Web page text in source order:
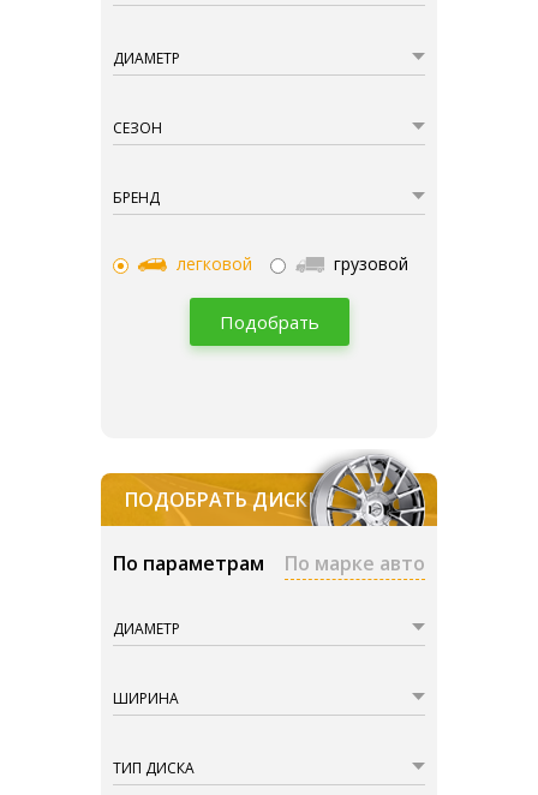
ДИАМЕТР
СЕЗОН
БРЕНД
легковой грузовой
Подобрать
ПОДОБРАТЬ ДИСКИ
По параметрам По марке авто
ДИАМЕТР
ШИРИНА
ТИП ДИСКА